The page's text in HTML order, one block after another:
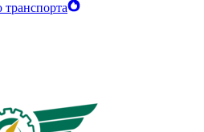
транспорта